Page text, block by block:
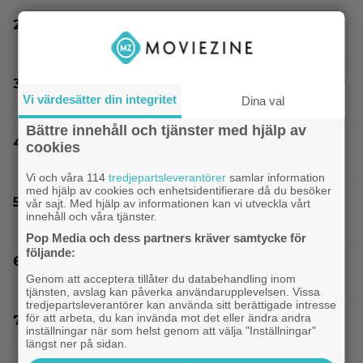
”The Legend of Zelda”
”The Last of Us” på plats 2
Joel Kinnaman vs Saddam Hussein i ny
”Grown Ups”-gänget återförenat – Adam
Sandler delar första bilden från trean
På TV ikväll: Bortglömda thrillern som
Harrison Ford är stolt över: ”Bra film”
Något är väldigt fel i ”Den hemliga kvinnan” –
danska Netflix-thrillern visar upp sig
Vi värdesätter din integritet Dina val
Bättre innehåll och tjänster med hjälp av
cookies
Vi och våra 114tredjepartsleverantörer samlar information
med hjälp av cookies och enhetsidentifierare då du besöker
vår sajt. Med hjälp av informationen kan vi utveckla vårt
innehåll och våra tjänster.
Pop Media och dess partners kräver samtycke för
följande:
Genom att acceptera tillåter du databehandling inom
tjänsten, avslag kan påverka användarupplevelsen. Vissa
tredjepartsleverantörer kan använda sitt berättigade intresse
för att arbeta, du kan invända mot det eller ändra andra
inställningar när som helst genom att välja "Inställningar"
längst ner på sidan.